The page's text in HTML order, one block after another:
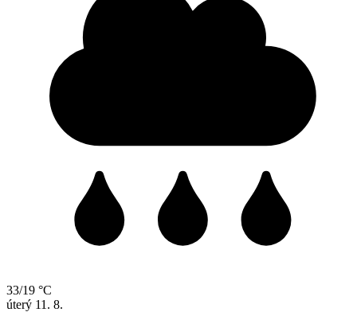
33/19 °C
úterý 11. 8.